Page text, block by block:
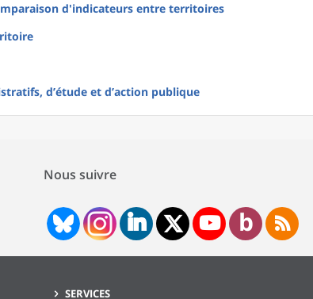
d'indicateurs entre territoires
d’étude et d’action publique
Nous suivre
SERVICES